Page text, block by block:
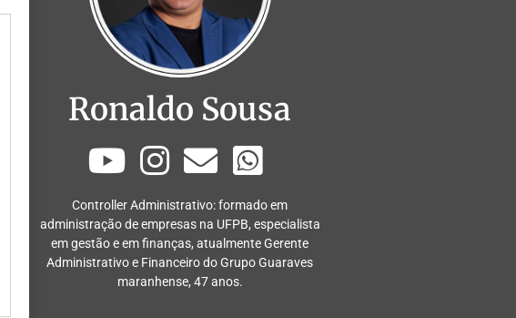
Ronaldo Sousa
Controller Administrativo: formado em
administração de empresas na UFPB, especialista
em gestão e em finanças, atualmente Gerente
Administrativo e Financeiro do Grupo Guaraves
maranhense, 47 anos.